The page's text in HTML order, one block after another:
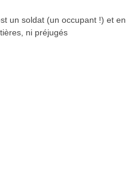
un soldat (un occupant !) et
ni préjugés